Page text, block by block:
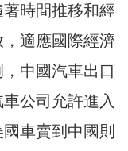
時間推移和經
適應國際經濟
中國汽車出口
公司允許進入
車賣到中國則